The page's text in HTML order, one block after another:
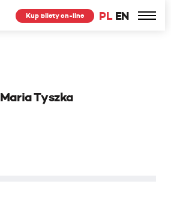
PL EN
Kup bilety on-line
Maria Tyszka